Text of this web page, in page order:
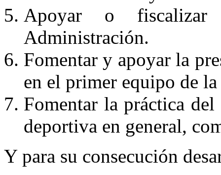
Apoyar o
Administración.
Fomentar y apoyar la
en el primer equipo de
Fomentar la práctica
deportiva en general,
Y para su consecución